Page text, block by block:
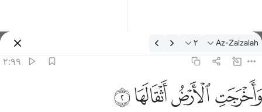
تفسیر: Az-Zalzalah ۲:۹۹
Az-Zalzalah ۲
۲:۹۹
واخرجت الارض اثقالها ٢
وَأَخْرَجَتِ ٱلْأَرْضُ أَثْقَالَهَا ٢
ﱺﱻﱼﱽ